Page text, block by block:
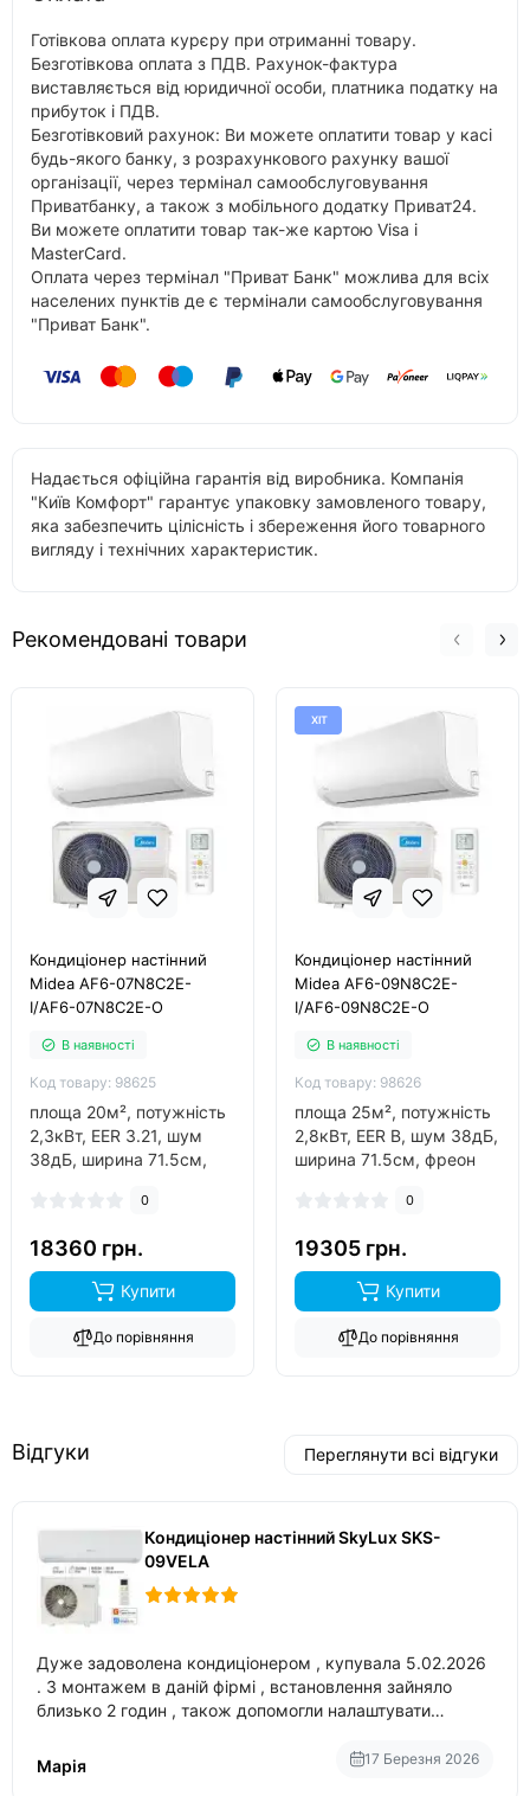
Готівкова оплата курєру при отриманні товару.
Безготівкова оплата з ПДВ. Рахунок-фактура
виставляється від юридичної особи, платника податку на
прибуток і ПДВ.
Безготівковий рахунок: Ви можете оплатити товар у касі
будь-якого банку, з розрахункового рахунку вашої
організації, через термінал самообслуговування
Приватбанку, а також з мобільного додатку Приват24.
Ви можете оплатити товар так-же картою Visa і
MasterCard.
Оплата через термінал "Приват Банк" можлива для всіх
населених пунктів де є термінали самообслуговування
"Приват Банк".
Надається офіційна гарантія від виробника. Компанія
"Київ Комфорт" гарантує упаковку замовленого товару,
яка забезпечить цілісність і збереження його товарного
вигляду і технічних характеристик.
Рекомендовані товари
Кондиціонер настінний
Midea AF6-07N8C2E-
I/AF6-07N8C2E-O
В наявності
Код товару: 98625
площа 20м², потужність
2,3кВт, EER 3.21, шум
38дБ, ширина 71.5см,
китай, інвертор так,
0
18360 грн.
Купити
До порівняння
ХІТ
Кондиціонер настінний
Midea AF6-09N8C2E-
I/AF6-09N8C2E-O
В наявності
Код товару: 98626
площа 25м², потужність
2,8кВт, EER B, шум 38дБ,
ширина 71.5см, фреон
0
19305 грн.
Купити
До порівняння
Відгуки Переглянути всі відгуки
Кондиціонер настінний SkyLux SKS-
09VELA
Дуже задоволена кондиціонером , купувала 5.02.2026
. З монтажем в даній фірмі , встановлення зайняло
близько 2 годин , також допомогли налаштувати
Марія
17 Березня 2026